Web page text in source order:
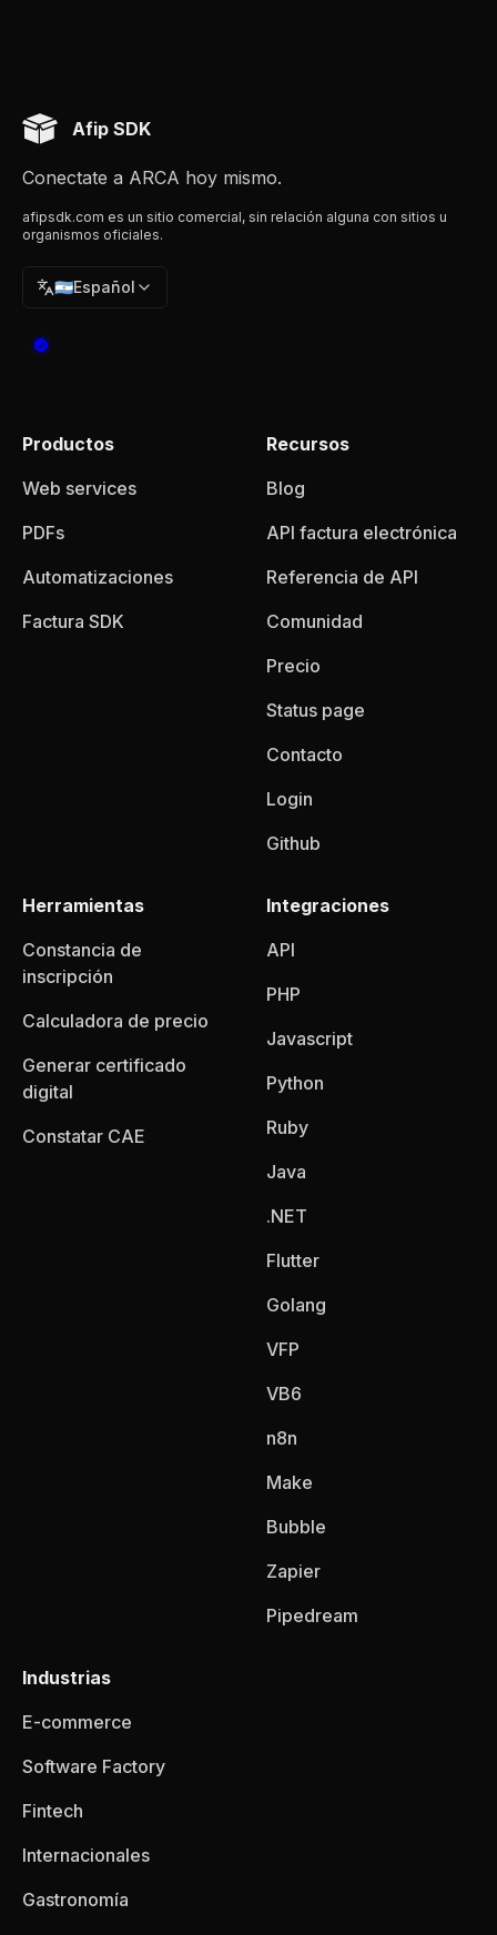
Afip SDK
Conectate a ARCA hoy mismo.
afipsdk.com es un sitio comercial, sin relación alguna con sitios u
organismos oficiales.
🇦🇷Español
Productos
Web services
PDFs
Automatizaciones
Factura SDK
Recursos
Blog
API factura electrónica
Referencia de API
Comunidad
Precio
Status page
Contacto
Login
Github
Herramientas
Constancia de
inscripción
Calculadora de precio
Generar certificado
digital
Constatar CAE
Integraciones
API
PHP
Javascript
Python
Ruby
Java
.NET
Flutter
Golang
VFP
VB6
n8n
Make
Bubble
Zapier
Pipedream
Industrias
E-commerce
Software Factory
Fintech
Internacionales
Gastronomía